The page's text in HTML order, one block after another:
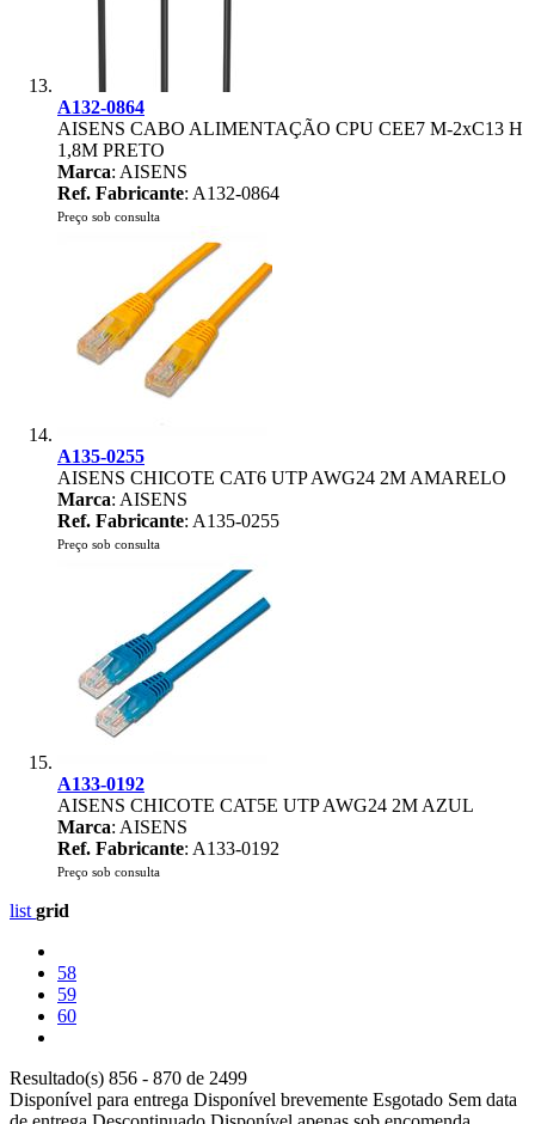
A132-0864
AISENS CABO ALIMENTAÇÃO CPU CEE7 M-2xC13 H
1,8M PRETO
Marca: AISENS
Ref. Fabricante: A132-0864
Preço sob consulta
A135-0255
AISENS CHICOTE CAT6 UTP AWG24 2M AMARELO
Marca: AISENS
Ref. Fabricante: A135-0255
Preço sob consulta
A133-0192
AISENS CHICOTE CAT5E UTP AWG24 2M AZUL
Marca: AISENS
Ref. Fabricante: A133-0192
Preço sob consulta
list grid
58
59
60
Resultado(s) 856 - 870 de 2499
Disponível para entrega Disponível brevemente Esgotado Sem data